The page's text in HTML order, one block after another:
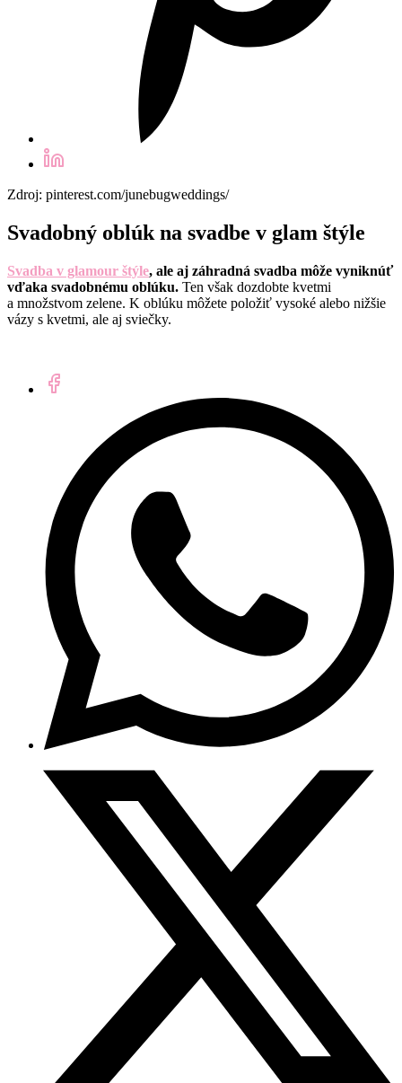
Zdroj: pinterest.com/junebugweddings/
Svadobný oblúk na svadbe v glam štýle
Svadba v glamour štýle, ale aj záhradná svadba môže vyniknúť
vďaka svadobnému oblúku. Ten však dozdobte kvetmi
a množstvom zelene. K oblúku môžete položiť vysoké alebo nižšie
vázy s kvetmi, ale aj sviečky.